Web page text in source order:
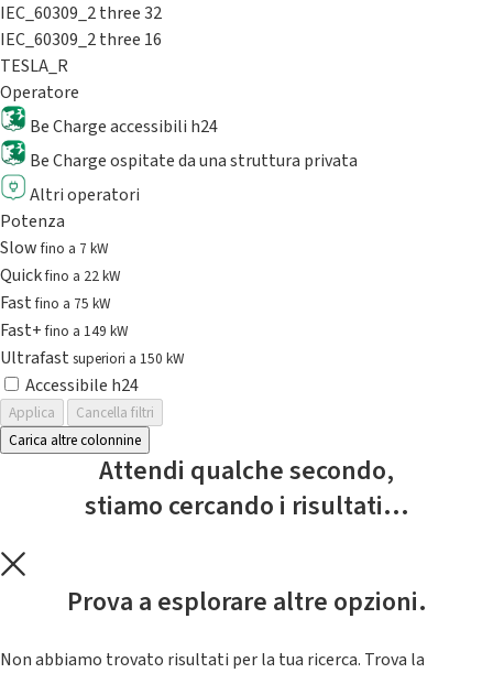
IEC_60309_2 three 32
IEC_60309_2 three 16
TESLA_R
Operatore
Be Charge accessibili h24
Be Charge ospitate da una struttura privata
Altri operatori
Potenza
Slowfino a 7 kW
Quickfino a 22 kW
Fastfino a 75 kW
Fast+fino a 149 kW
Ultrafast superiori a 150 kW
Accessibile h24
Applica
Cancella filtri
Carica altre colonnine
Attendi qualche secondo,
stiamo cercando i risultati...
Prova a esplorare altre opzioni.
Non abbiamo trovato risultati per la tua ricerca. Trova la